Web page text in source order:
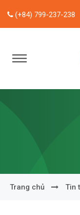
(+84) 799-237-238
Trang chủ Tin